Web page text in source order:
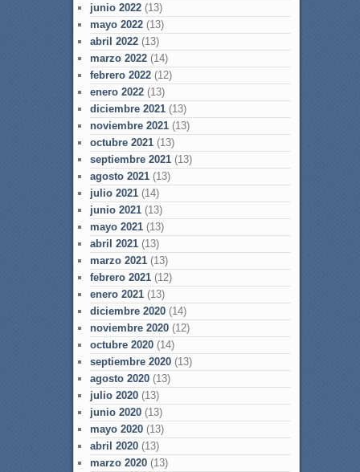
junio 2022(13)
mayo 2022(13)
abril 2022(13)
marzo 2022(14)
febrero 2022(12)
enero 2022(13)
diciembre 2021(13)
noviembre 2021(13)
octubre 2021(13)
septiembre 2021(13)
agosto 2021(13)
julio 2021(14)
junio 2021(13)
mayo 2021(13)
abril 2021(13)
marzo 2021(13)
febrero 2021(12)
enero 2021(13)
diciembre 2020(14)
noviembre 2020(12)
octubre 2020(14)
septiembre 2020(13)
agosto 2020(13)
julio 2020(13)
junio 2020(13)
mayo 2020(13)
abril 2020(13)
marzo 2020(13)